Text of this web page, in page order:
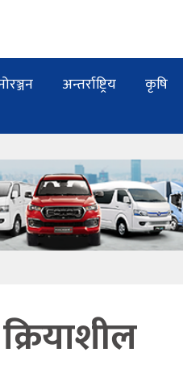
अन्तर्राष्ट्रिय कृषि